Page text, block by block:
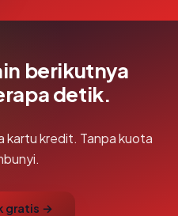
berikutnya
detik.
kartu kredit. Tanpa kuota
gratis →